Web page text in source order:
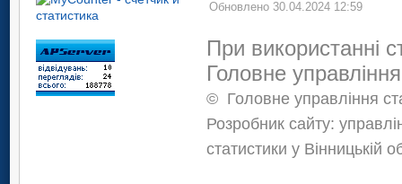
Обновлено 30.04.2024 12:59
При використанні
Головне
© Головне управління
Розробник сайту:
статистики у Вінницькій